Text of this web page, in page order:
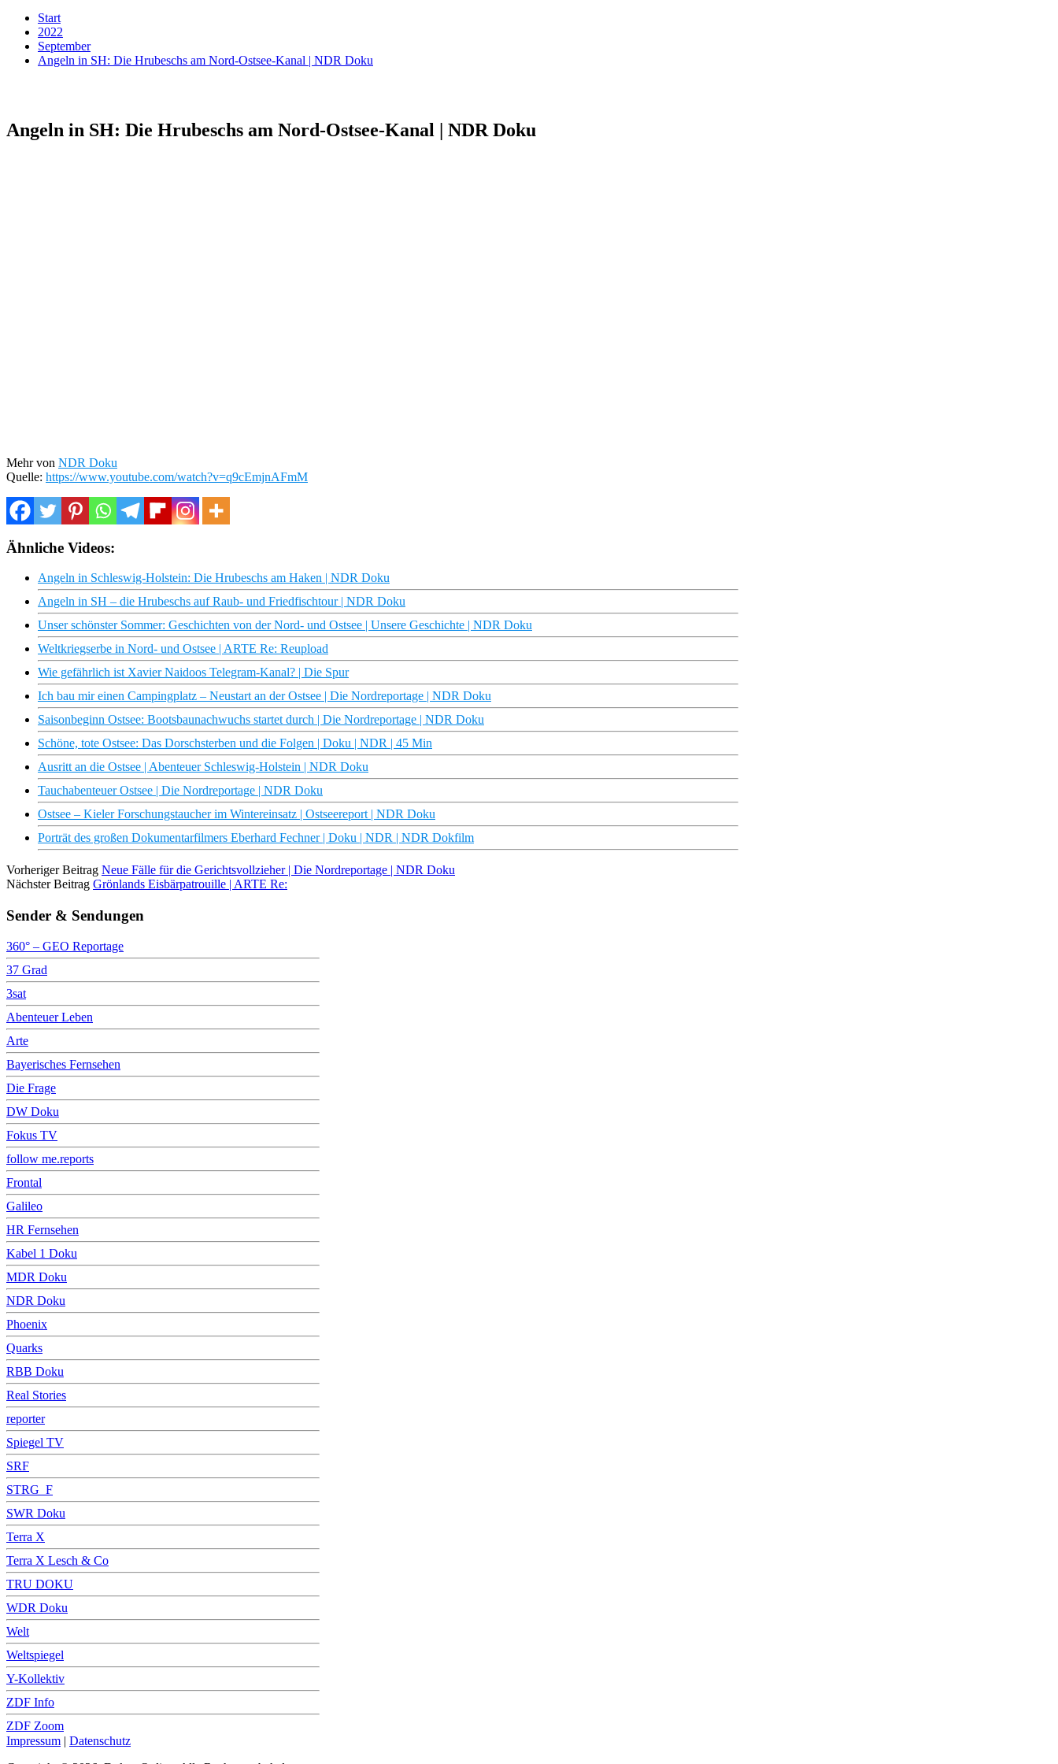
Start
2022
September
Angeln in SH: Die Hrubeschs am Nord-Ostsee-Kanal | NDR Doku
Angeln in SH: Die Hrubeschs am Nord-Ostsee-Kanal | NDR Doku
Mehr von NDR Doku
Quelle: https://www.youtube.com/watch?v=q9cEmjnAFmM
Ähnliche Videos:
Angeln in Schleswig-Holstein: Die Hrubeschs am Haken | NDR Doku
Angeln in SH – die Hrubeschs auf Raub- und Friedfischtour | NDR Doku
Unser schönster Sommer: Geschichten von der Nord- und Ostsee | Unsere Geschichte | NDR Doku
Weltkriegserbe in Nord- und Ostsee | ARTE Re: Reupload
Wie gefährlich ist Xavier Naidoos Telegram-Kanal? | Die Spur
Ich bau mir einen Campingplatz – Neustart an der Ostsee | Die Nordreportage | NDR Doku
Saisonbeginn Ostsee: Bootsbaunachwuchs startet durch | Die Nordreportage | NDR Doku
Schöne, tote Ostsee: Das Dorschsterben und die Folgen | Doku | NDR | 45 Min
Ausritt an die Ostsee | Abenteuer Schleswig-Holstein | NDR Doku
Tauchabenteuer Ostsee | Die Nordreportage | NDR Doku
Ostsee – Kieler Forschungstaucher im Wintereinsatz | Ostseereport | NDR Doku
Porträt des großen Dokumentarfilmers Eberhard Fechner | Doku | NDR | NDR Dokfilm
Vorheriger Beitrag Neue Fälle für die Gerichtsvollzieher | Die Nordreportage | NDR Doku
Nächster Beitrag Grönlands Eisbärpatrouille | ARTE Re:
Sender & Sendungen
360° – GEO Reportage
37 Grad
3sat
Abenteuer Leben
Arte
Bayerisches Fernsehen
Die Frage
DW Doku
Fokus TV
follow me.reports
Frontal
Galileo
HR Fernsehen
Kabel 1 Doku
MDR Doku
NDR Doku
Phoenix
Quarks
RBB Doku
Real Stories
reporter
Spiegel TV
SRF
STRG_F
SWR Doku
Terra X
Terra X Lesch & Co
TRU DOKU
WDR Doku
Welt
Weltspiegel
Y-Kollektiv
ZDF Info
ZDF Zoom
Impressum | Datenschutz